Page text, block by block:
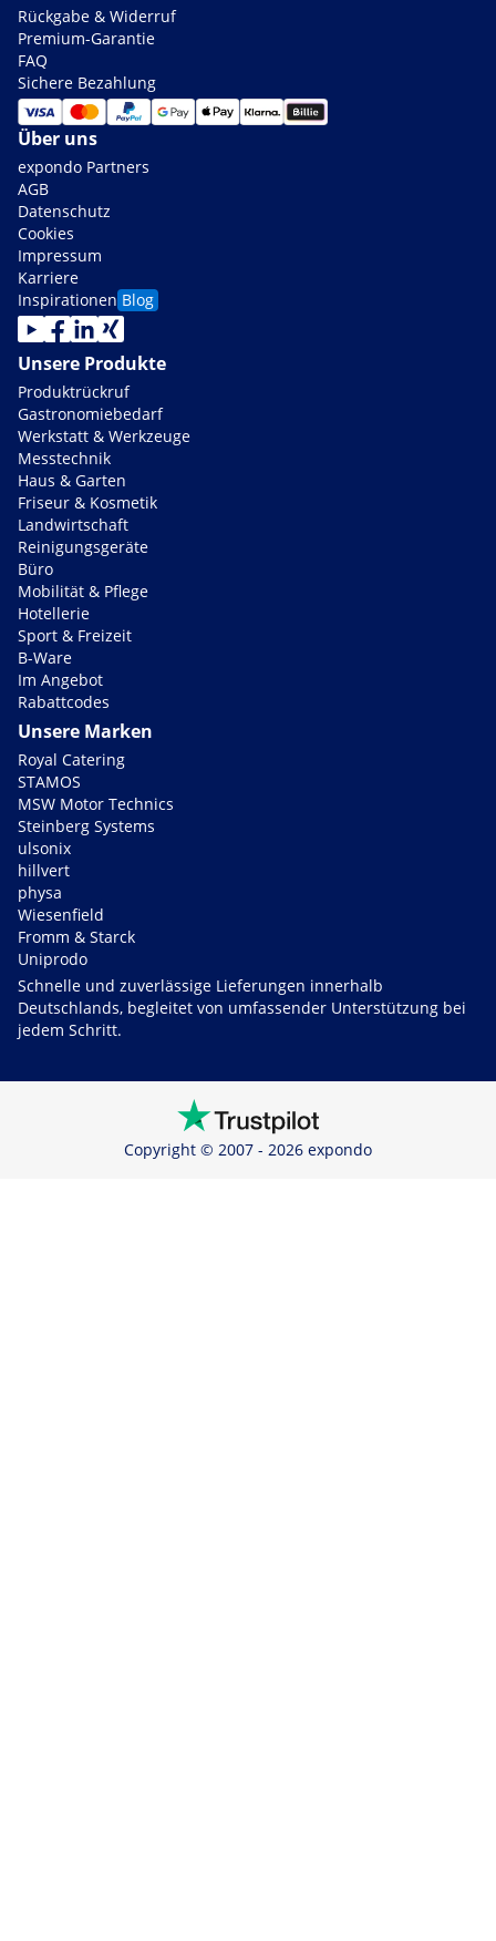
Rückgabe & Widerruf
Premium-Garantie
FAQ
Sichere Bezahlung
Über uns
expondo Partners
AGB
Datenschutz
Cookies
Impressum
Karriere
Inspirationen Blog
Unsere Produkte
Produktrückruf
Gastronomiebedarf
Werkstatt & Werkzeuge
Messtechnik
Haus & Garten
Friseur & Kosmetik
Landwirtschaft
Reinigungsgeräte
Büro
Mobilität & Pflege
Hotellerie
Sport & Freizeit
B-Ware
Im Angebot
Rabattcodes
Unsere Marken
Royal Catering
STAMOS
MSW Motor Technics
Steinberg Systems
ulsonix
hillvert
physa
Wiesenfield
Fromm & Starck
Uniprodo
Schnelle und zuverlässige Lieferungen innerhalb
Deutschlands, begleitet von umfassender Unterstützung bei
jedem Schritt.
Copyright © 2007 - 2026 expondo